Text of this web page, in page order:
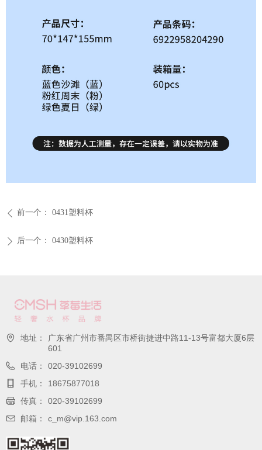
ꄴ 前一个： 0431塑料杯
ꄲ 后一个： 0430塑料杯
地址：
广东省广州市番禺区市桥街捷进中路11-13号富都大厦6层
601
电话：
020-39102699
手机：
18675877018
传真：
020-39102699
邮箱：
c_m@vip.163.com